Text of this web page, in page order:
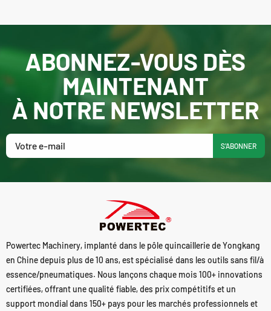
ABONNEZ-VOUS DÈS
MAINTENANT
À NOTRE NEWSLETTER
S'ABONNER
Powertec Machinery, implanté dans le pôle quincaillerie de Yongkang
en Chine depuis plus de 10 ans, est spécialisé dans les outils sans fil/à
essence/pneumatiques. Nous lançons chaque mois 100+ innovations
certifiées, offrant une qualité fiable, des prix compétitifs et un
support mondial dans 150+ pays pour les marchés professionnels et